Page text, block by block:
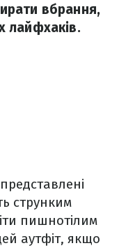
вбрання,
лайфхаків.
струнким
пишнотілим
аутфіт, якщо